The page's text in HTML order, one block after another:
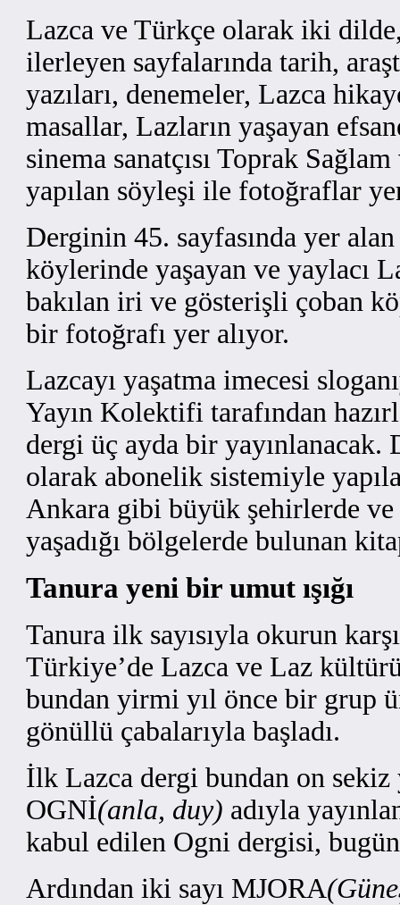
Lazca ve Türkçe olarak iki
ilerleyen sayfalarında tarih,
yazıları, denemeler, Lazca
masallar, Lazların yaşayan
sinema sanatçısı Toprak
yapılan söyleşi ile fotoğraflar
Derginin 45. sayfasında yer
köylerinde yaşayan ve yaylacı
bakılan iri ve gösterişli çoban
bir fotoğrafı yer alıyor.
Lazcayı yaşatma imecesi
Yayın Kolektifi tarafından
dergi üç ayda bir yayınlanacak.
olarak abonelik sistemiyle
Ankara gibi büyük şehirlerde
yaşadığı bölgelerde bulunan
Tanura yeni bir umut ışığı
Tanura ilk sayısıyla okurun
Türkiye’de Lazca ve Laz
bundan yirmi yıl önce bir grup
gönüllü çabalarıyla başladı.
İlk Lazca dergi bundan on sekiz
OGNİ(anla, duy) adıyla
kabul edilen Ogni dergisi,
Ardından iki sayı MJORA